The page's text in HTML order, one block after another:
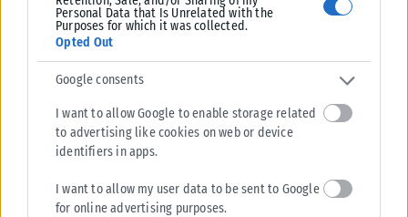
Personal Data that Is Unrelated with the
Purposes for which it was collected.
Opted Out
Google consents
I want to allow Google to enable storage related
to advertising like cookies on web or device
identifiers in apps.
I want to allow my user data to be sent to Google
for online advertising purposes.